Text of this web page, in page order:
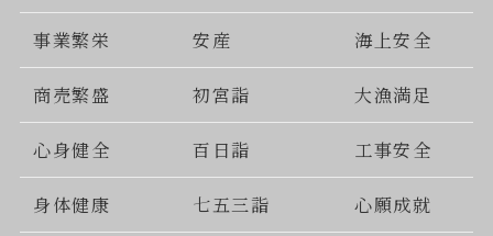
事業繁栄 安産 海上安全
商売繁盛 初宮詣 大漁満足
心身健全 百日詣 工事安全
身体健康 七五三詣 心願成就